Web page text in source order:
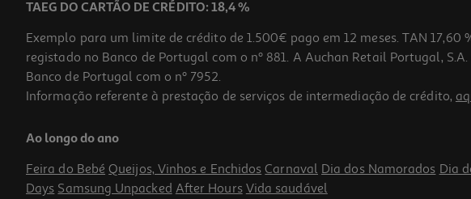
16.57 €/Kg
16,57 €
TAEG DO CARTÃO DE CRÉDITO: 18,4 %
Exemplo para um limite de crédito de 1.500€ pago em 12 meses. TAN
registado no Banco de Portugal com o nº 881. A Auchan Retail Portugal,
Banco de Portugal com o nº 7952.
Informação referente à prestação de serviços de intermediação de crédito,
Ao longo do ano
Feira do Bebé Queijos, Vinhos e Enchidos Carnaval Dia dos Namorados Dia
Days Samsung Unpacked After Hours Vida saudável